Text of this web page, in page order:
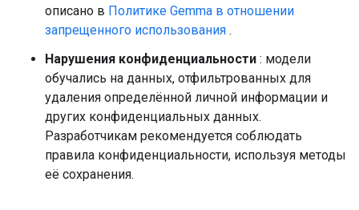
описано в Политике Gemma в отношении
запрещенного использования .
Нарушения конфиденциальности : модели
обучались на данных, отфильтрованных для
удаления определённой личной информации и
других конфиденциальных данных.
Разработчикам рекомендуется соблюдать
правила конфиденциальности, используя методы
её сохранения.